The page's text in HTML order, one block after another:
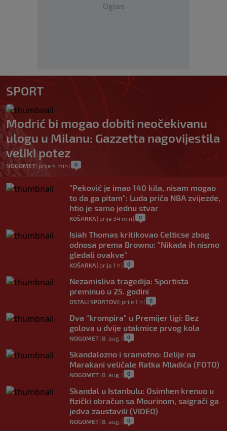
Oglas
SPORT
Modrić bi mogao dobiti neočekivanu
ulogu u Milanu: Gazzetta nagovijestila
veliki potez
NOGOMET| prije 4 min | 0
"Peković je imao 140 kila, nisam mogao
to da ga pitam": Luda priča NBA zvijezde,
htio je samo jednu stvar
KOŠARKA | prije 34 min | 0
Isiah Thomas kritikovao Celticse zbog
odnosa prema Brownu: "Nikada ih nismo
gledali ovakve"
KOŠARKA | prije 1 h | 0
Nezamisliva tragedija: Sportista
preminuo u 25. godini
OSTALI SPORTOVI| prije 1 h | 0
Dva "krompira" u Premijer ligi: Bez
golova u dvije utakmice prvog kola
NOGOMET| 8. aug. | 0
Skandalozno i sramotno: Delije na
Marakani veličale Ratka Mladića (FOTO)
NOGOMET| 8. aug. | 0
Skandal u Istanbulu: Osimhen krenuo u
fizički obračun sa Mourinom, saigrači ga
jedva zaustavili (VIDEO)
NOGOMET| 8. aug. | 0